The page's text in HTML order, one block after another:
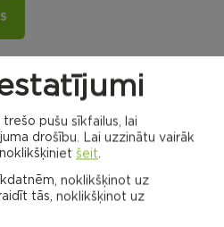
Nautrēnu apvienības
pārvalde
Nautrēnu
pušu sīkfailus, lai
drošību. Lai uzzinātu vairāk
šeit.
noklikšķinot uz
tās, noklikšķinot uz